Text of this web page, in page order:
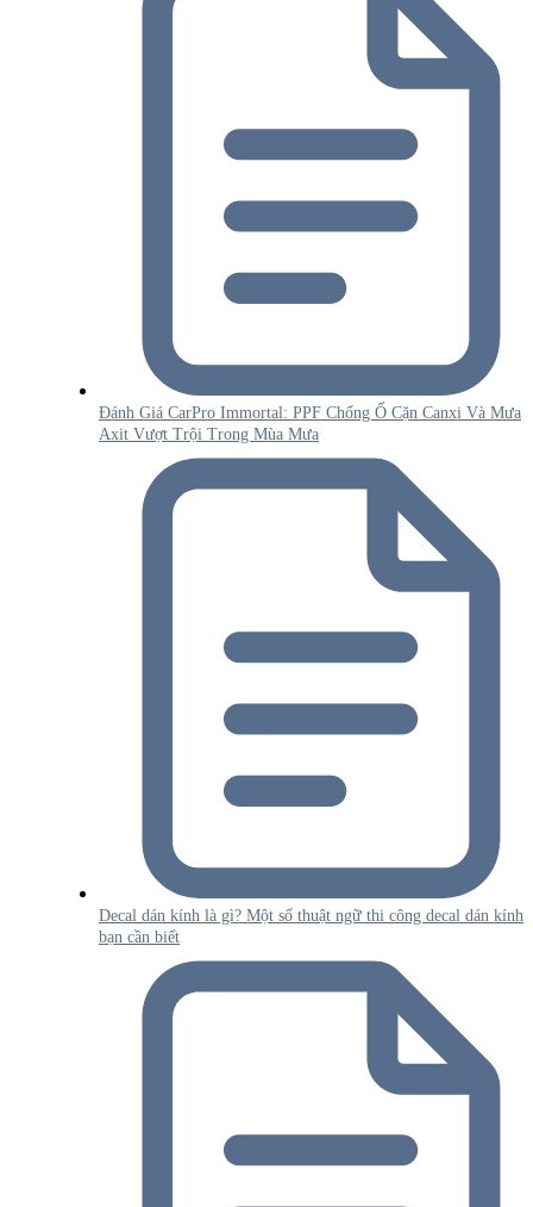
Đánh Giá CarPro Immortal: PPF Chống Ố Cặn Canxi Và Mưa
Axit Vượt Trội Trong Mùa Mưa
Decal dán kính là gì? Một số thuật ngữ thi công decal dán kính
bạn cần biết